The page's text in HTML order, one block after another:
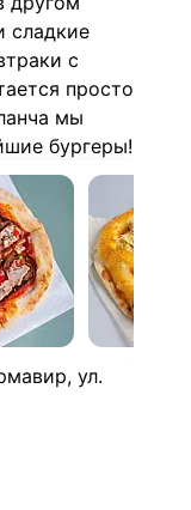
сладкие
с
просто
мы
бургеры!
ул.